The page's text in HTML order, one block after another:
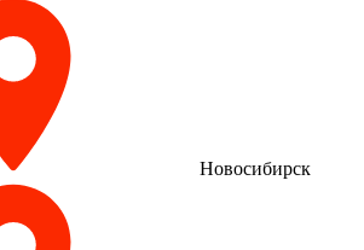
Новосибирск